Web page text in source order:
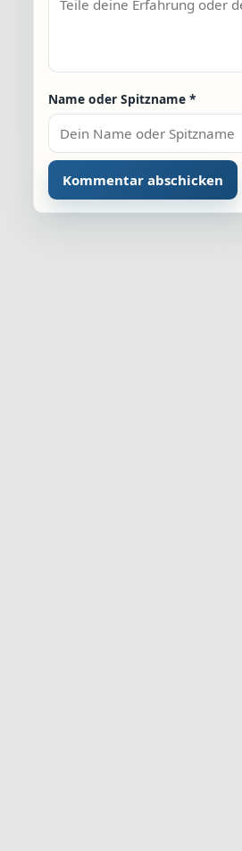
Name oder Spitzname *